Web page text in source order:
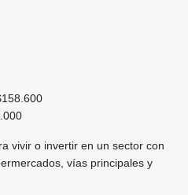
vivir o invertir en un sector con
vías principales y